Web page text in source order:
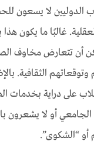
الدوليين لا يسعون
غالبًا ما يكون
أن تتعارض مخاوف
وتوقعاتهم الثقافية.
على دراية بخدمات
الجامعي أو لا يشعرون
أو “الشكوى”.